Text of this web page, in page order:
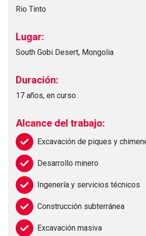
Rio Tinto
Lugar:
South Gobi Desert, Mongolia
Duración:
17 años, en curso
Alcance del trabajo:
Excavación de piques y
Desarrollo minero
Ingenería y servicios técnicos
Construcción subterránea
Excavación masiva